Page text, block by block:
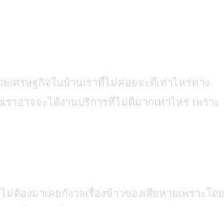
ยเศรษฐกิจในบ้านเราที่ไม่ค่อยจะดีเท่าไหร่ทาง
ราอาจจะได้งานบริการที่ไม่ดีมากเท่าไหร่ เพราะ
ม่ต้องมาเคยกังวลเรื่องข้าวของเสียหายเพราะโดย